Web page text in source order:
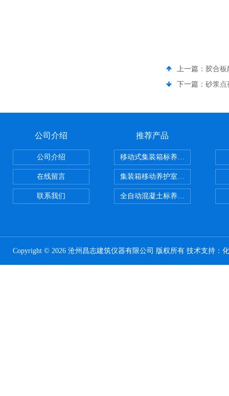
上一篇： 胶合板
下一篇： 砂浆点
公司介绍
公司介绍
在线留言
联系我们
推荐产品
移动式集装箱标养室 养护室设备
集装箱移动养护室 标养室
全自动混凝土标养室恒温恒湿设备
Copyright © 2026 沧州昌志建筑仪器有限公司 版权所有 技术支持：